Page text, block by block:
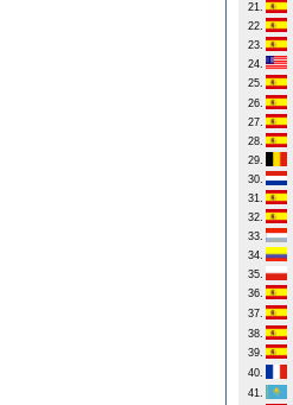
21.
22.
23.
24.
25.
26.
27.
28.
29.
30.
31.
32.
33.
34.
35.
36.
37.
38.
39.
40.
41.